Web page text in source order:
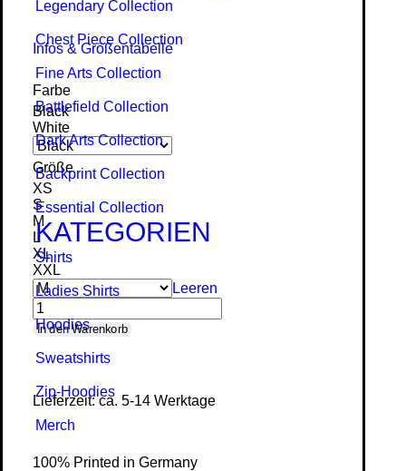
Legendary Collection
Chest Piece Collection
Fine Arts Collection
Battlefield Collection
Dark Arts Collection
Backprint Collection
Essential Collection
KATEGORIEN
Shirts
Ladies Shirts
Hoodies
Sweat­shirts
Zip-Hoodies
Merch
Infos & Größentabelle
Farbe
Black
White
Größe
XS
S
M
L
XL
XXL
Leeren
Great
Day
Ladies
Organic
Shirt
In den Warenkorb
Lieferzeit: ca. 5-14 Werktage
100% Printed in Germany